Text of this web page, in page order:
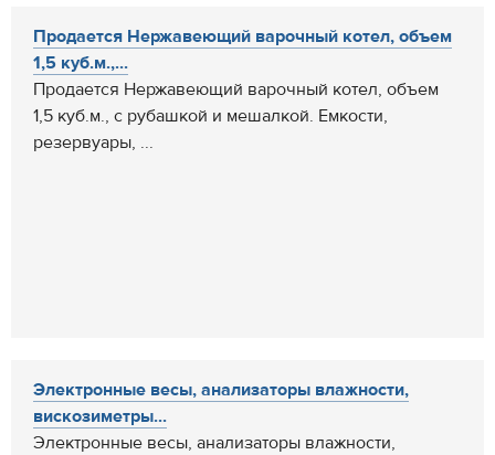
Продается Нержавеющий варочный котел, объем
1,5 куб.м.,...
Продается Нержавеющий варочный котел, объем
1,5 куб.м., с рубашкой и мешалкой. Емкости,
резервуары, ...
Электронные весы, анализаторы влажности,
вискозиметры...
Электронные весы, анализаторы влажности,